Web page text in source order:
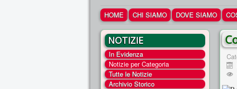
HOME CHI SIAMO DOVE SIAMO
NOTIZIE
In Evidenza
Notizie per Categoria
Tutte le Notizie
Archivio Storico